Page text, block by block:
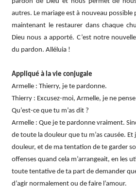
autres. Le mariage est à nouveau
maintenant le restaurer dans chaque
Dieu nous a apporté. C’est notre
du pardon. Alléluia !
Appliqué à la vie conjugale
Armelle : Thierry, je te pardonne.
Thierry : Excusez-moi, Armelle, je ne
Qu’est-ce que tu m’as dit ?
Armelle : Que je te pardonne vraiment.
de toute la douleur que tu m’as causée. Et
douleur, et de ma tentation de te garder
offenses quand cela m’arrangeait, en les
toute tentative de ta part de demander
d’agir normalement ou de faire l’amour.